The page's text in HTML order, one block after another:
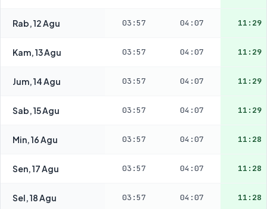
Rab, 12 Agu 03:57 04:07 11:29
Kam, 13 Agu 03:57 04:07 11:29
Jum, 14 Agu 03:57 04:07 11:29
Sab, 15 Agu 03:57 04:07 11:29
Min, 16 Agu 03:57 04:07 11:28
Sen, 17 Agu 03:57 04:07 11:28
Sel, 18 Agu 03:57 04:07 11:28